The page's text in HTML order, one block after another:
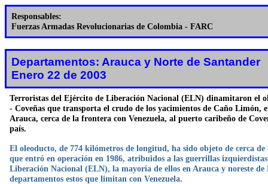
Responsables:
Fuerzas Armadas Revolucionarias de Colombia - FARC
Departamentos: Arauca y Norte de Santander
Enero 22 de 2003
Terroristas del Ejército de Liberación Nacional (ELN) dinamitaron el
- Coveñas que transporta el crudo de los yacimientos de Caño Limón,
Arauca, cerca de la frontera con Venezuela, al puerto caribeño de
país.
El oleoducto, de 774 kilómetros de longitud, ha sido objeto de cerca de
que entró en operación en 1986, atribuidos a las guerrillas
Liberación Nacional (ELN), la mayoría de ellos en Arauca y noreste de
departamentos estos que limitan con Venezuela.